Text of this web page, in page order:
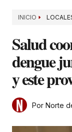
INICIO
Salud
dengue
y este
Por Norte